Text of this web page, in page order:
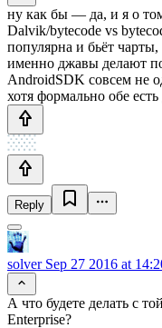
ну как бы — да, и я о
Dalvik/bytecode vs
популярна и бьёт
именно джавы делают
AndroidSDK совсем не
хотя формально обе
Reply
solverSep 27 2016 at
А что будете делать с
Enterprise?